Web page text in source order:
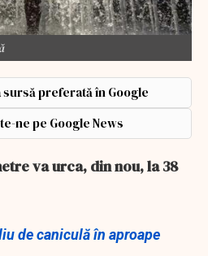
sursă preferată în Google
ne pe Google News
va urca, din nou, la 38
de caniculă în aproape